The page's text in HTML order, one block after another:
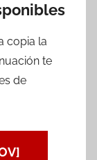
copia la
te
de